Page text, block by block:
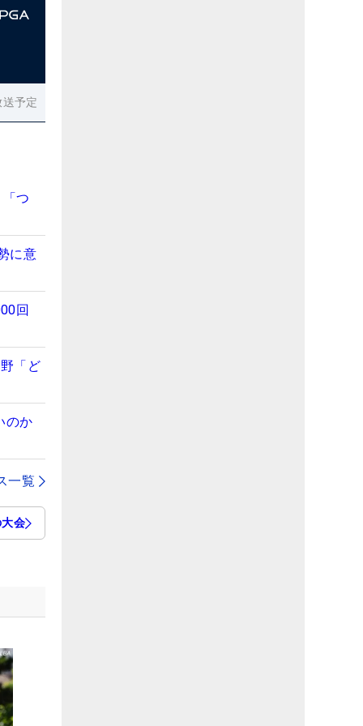
予定
つ
に意
回
「ど
のか
一覧
会